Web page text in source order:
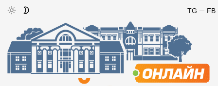
FB
TG